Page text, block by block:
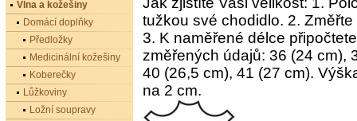
tužkou své chodidlo. 2.
3. K naměřené délce
změřených údajů: 36 (24 cm),
40 (26,5 cm), 41 (27 cm).
na 2 cm.
Vlna a kožešiny
Domácí doplňky
Předložky
Medicinální kožešiny
Koberečky
Lůžkoviny
Ložní soupravy